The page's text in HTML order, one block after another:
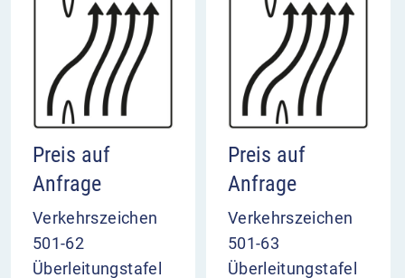
Preis auf
Anfrage
Verkehrszeichen
501-62
Überleitungstafel
Preis auf
Anfrage
Verkehrszeichen
501-63
Überleitungstafel